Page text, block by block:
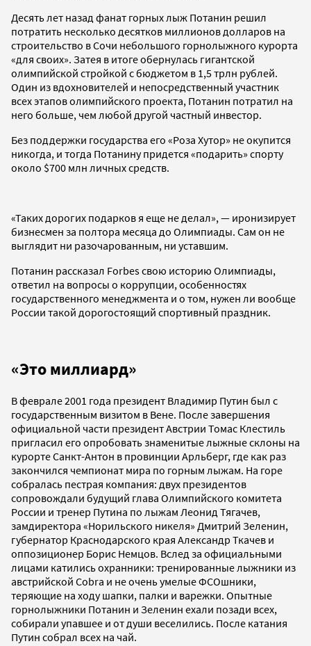
Десять лет назад фанат горных лыж Потанин решил
потратить несколько десятков миллионов долларов на
строительство в Сочи небольшого горнолыжного курорта
«для своих». Затея в итоге обернулась гигантской
олимпийской стройкой с бюджетом в 1,5 трлн рублей.
Один из вдохновителей и непосредственный участник
всех этапов олимпийского проекта, Потанин потратил на
него больше, чем любой другой частный инвестор.
Без поддержки государства его «Роза Хутор» не окупится
никогда, и тогда Потанину придется «подарить» спорту
около $700 млн личных средств.
«Таких дорогих подарков я еще не делал», — иронизирует
бизнесмен за полтора месяца до Олимпиады. Сам он не
выглядит ни разочарованным, ни уставшим.
Потанин рассказал Forbes свою историю Олимпиады,
ответил на вопросы о коррупции, особенностях
государственного менеджмента и о том, нужен ли вообще
России такой дорогостоящий спортивный праздник.
«Это миллиард»
В феврале 2001 года президент Владимир Путин был с
государственным визитом в Вене. После завершения
официальной части президент Австрии Томас Клестиль
пригласил его опробовать знаменитые лыжные склоны на
курорте Санкт-Антон в провинции Арльберг, где как раз
закончился чемпионат мира по горным лыжам. На горе
собралась пестрая компания: двух президентов
сопровождали будущий глава Олимпийского комитета
России и тренер Путина по лыжам Леонид Тягачев,
замдиректора «Норильского никеля» Дмитрий Зеленин,
губернатор Краснодарского края Александр Ткачев и
оппозиционер Борис Немцов. Вслед за официальными
лицами катились охранники: тренированные лыжники из
австрийской Cobra и не очень умелые ФСОшники,
теряющие на ходу шапки, палки и варежки. Опытные
горнолыжники Потанин и Зеленин ехали позади всех,
собирали упавшее и от души веселились. После катания
Путин собрал всех на чай.